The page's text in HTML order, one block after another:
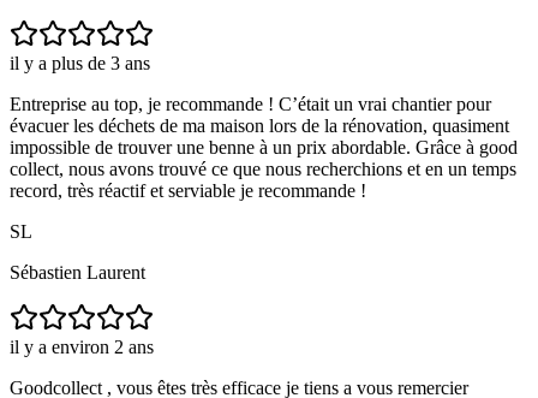
il y a plus de 3 ans
Entreprise au top, je recommande ! C’était un vrai chantier pour
évacuer les déchets de ma maison lors de la rénovation, quasiment
impossible de trouver une benne à un prix abordable. Grâce à good
collect, nous avons trouvé ce que nous recherchions et en un temps
record, très réactif et serviable je recommande !
SL
Sébastien Laurent
il y a environ 2 ans
Goodcollect , vous êtes très efficace je tiens a vous remercier